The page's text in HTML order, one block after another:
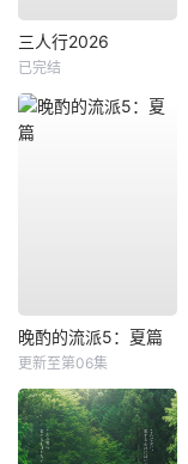
三人行2026
已完结
晚酌的流派5：夏篇
更新至第06集